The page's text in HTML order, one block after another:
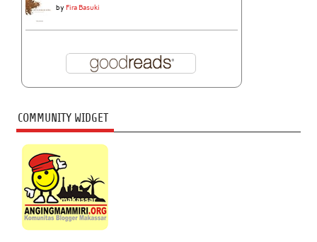
byFira Basuki
COMMUNITY WIDGET